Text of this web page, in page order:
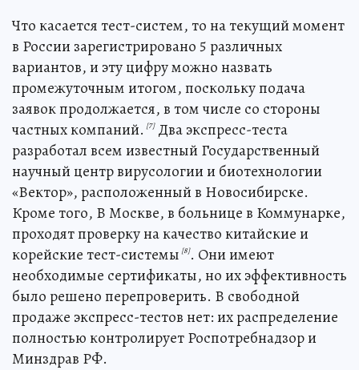
Что касается тест-систем, то на текущий момент
в России зарегистрировано 5 различных
вариантов, и эту цифру можно назвать
промежуточным итогом, поскольку подача
заявок продолжается, в том числе со стороны
частных компаний. [7]Два экспресс-теста
разработал всем известный Государственный
научный центр вирусологии и биотехнологии
«Вектор», расположенный в Новосибирске.
Кроме того, В Москве, в больнице в Коммунарке,
проходят проверку на качество китайские и
корейские тест-системы [8]. Они имеют
необходимые сертификаты, но их эффективность
было решено перепроверить. В свободной
продаже экспресс-тестов нет: их распределение
полностью контролирует Роспотребнадзор и
Минздрав РФ.